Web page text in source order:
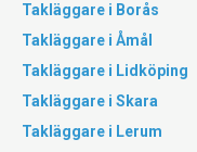
Takläggare i Borås
Takläggare i Åmål
Takläggare i Lidköping
Takläggare i Skara
Takläggare i Lerum